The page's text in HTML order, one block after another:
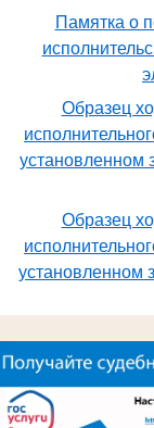
Памятка о
Образец
установленном
Образец
установленном